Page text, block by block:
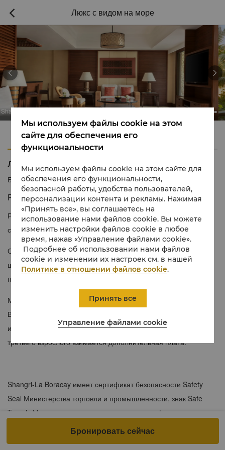
 Люкс с видом на море
Boracay Shangri-
 
Характеристики
Люкс с видом на море
Бесплатно 1 866 565 5050
Роскошные люксы у моря.
Роскошное жилье в формате студии с баром и большой
спальней — в люксах с видом на море просторно и уютно.
Отдельный балкон с открытой гидромассажной ванной и
шезлонгом находится так близко к пляжу, что с него можно
наслаждаться шелестом волн.
Максимальное размещение в этом номере — четыре гостя.
Возможны следующие варианты:
или
3 взрослых и 1 ребёнок. Обратите внимание: за
третьего взрослого взимается дополнительная плата.
Shangri-La Boracay имеет сертификат безопасности Safety
Seal Министерства торговли и промышленности, знак Safe
Travels Министерства туризма, а также сертификат
SafeGuard™ Hygiene Excellence и знак Safety Label от Bureau
Бронировать сейчас
Мы используем файлы cookie на этом
сайте для обеспечения его
функциональности
Мы используем файлы cookie на этом сайте для
обеспечения его функциональности,
безопасной работы, удобства пользователей,
персонализации контента и рекламы. Нажимая
«Принять все», вы соглашаетесь на
использование нами файлов cookie. Вы можете
изменить настройки файлов cookie в любое
время, нажав «Управление файлами cookie».
Подробнее об использовании нами файлов
cookie и изменении их настроек см. в нашей
Политике в отношении файлов cookie.
Управление файлами cookie
Принять все